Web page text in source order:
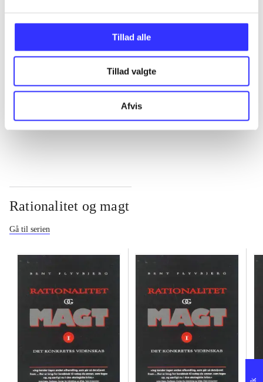
Tillad alle
Tillad valgte
Afvis
Rationalitet og magt
Gå til serien